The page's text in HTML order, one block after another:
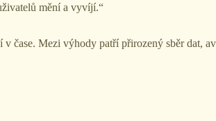
mění a vyvíjí.“
Mezi výhody patří přirozený sběr dat,